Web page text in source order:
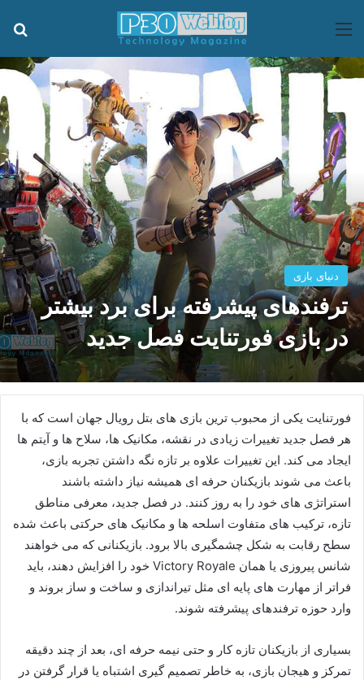
منو
دنیای بازی
ترفندهای پیشرفته برای برد بیشتر
در بازی فورتنایت فصل جدید
فورتنایت یکی از محبوب ترین بازی های بتل رویال جهان است که با
هر فصل جدید تغییرات زیادی در نقشه، مکانیک ها، سلاح ها و آیتم ها
ایجاد می کند. این تغییرات علاوه بر تازه نگه داشتن تجربه بازی،
باعث می شوند بازیکنان حرفه ای همیشه نیاز داشته باشند
استراتژی های خود را به روز کنند. در فصل جدید، معرفی مناطق
تازه، ترکیب های متفاوت اسلحه ها و مکانیک های حرکتی باعث شده
سطح رقابت به شکل چشمگیری بالا برود. بازیکنانی که می خواهند
شانس پیروزی یا همان Victory Royale خود را افزایش دهند، باید
فراتر از مهارت های پایه ای مثل تیراندازی و ساخت و ساز بروند و
وارد حوزه ترفندهای پیشرفته شوند.
بسیاری از بازیکنان تازه کار و حتی نیمه حرفه ای، بعد از چند دقیقه
تمرکز و هیجان بازی، به خاطر تصمیم گیری اشتباه یا قرار گرفتن در